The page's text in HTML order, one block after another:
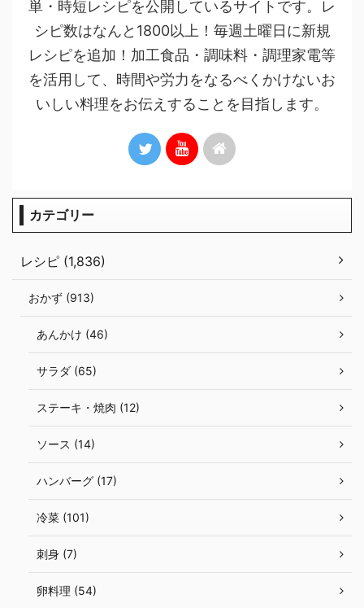
単・時短レシピを公開しているサイトです。レ
シピ数はなんと1800以上！毎週土曜日に新規
レシピを追加！加工食品・調味料・調理家電等
を活用して、時間や労力をなるべくかけないお
いしい料理をお伝えすることを目指します。
カテゴリー
レシピ (1,836)
おかず (913)
あんかけ (46)
サラダ (65)
ステーキ・焼肉 (12)
ソース (14)
ハンバーグ (17)
冷菜 (101)
刺身 (7)
卵料理 (54)